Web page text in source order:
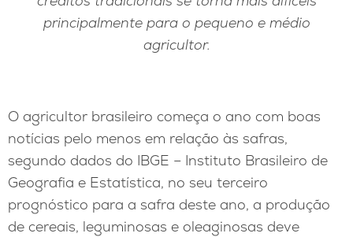
principalmente para o pequeno e médio
agricultor.
O agricultor brasileiro começa o ano com boas
notícias pelo menos em relação às safras,
segundo dados do IBGE – Instituto Brasileiro de
Geografia e Estatística, no seu terceiro
prognóstico para a safra deste ano, a produção
de cereais, leguminosas e oleaginosas deve